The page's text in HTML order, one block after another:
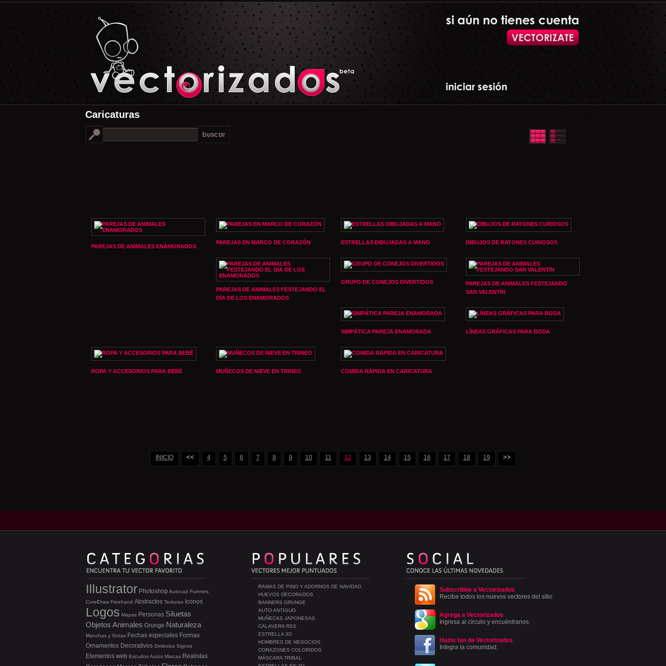
Caricaturas
PAREJAS DE ANIMALES ENAMORADOS
PAREJAS EN MARCO DE CORAZÓN ESTRELLAS DIBUJADAS A MANO DIBUJOS DE RATONES CURIOSOS
PAREJAS DE ANIMALES FESTEJANDO EL
DÍA DE LOS ENAMORADOS
GRUPO DE CONEJOS DIVERTIDOS
PAREJAS DE ANIMALES FESTEJANDO
SAN VALENTÍN
SIMPÁTICA PAREJA ENAMORADA LÍNEAS GRÁFICAS PARA BODA
ROPA Y ACCESORIOS PARA BEBÉ MUÑECOS DE NIEVE EN TRINEO COMIDA RÁPIDA EN CARICATURA
INICIO << 4 5 6 7 8 9 10 11 12 13 14 15 16 17 18 19 >>
Subscribite a Vectorizados
Recibe todos los nuevos vectores del sitio
Agrega a Vectorizados
Ingresa al círculo y encuéntranos.
Hazte fan de Vectorizados
Integra la comunidad.
RAMAS DE PINO Y ADORNOS DE NAVIDAD
HUEVOS DECORADOS
BANNERS GRUNGE
AUTO ANTIGUO
MUÑECAS JAPONESAS
CALAVERA RSS
ESTRELLA 3D
HOMBRES DE NEGOCIOS
CORAZONES COLORIDOS
MÁSCARA TRIBAL
Illustrator Photoshop Autocad Fuentes
CorelDraw Freehand Abstractos Texturas Iconos
Logos Mapas Personas Siluetas
Objetos Animales Grunge Naturaleza
Manchas y Gotas Fechas especiales Formas
Ornamentos Decorativos Simbolos Signos
Elementos web EscudosAutos Marcas Realistas